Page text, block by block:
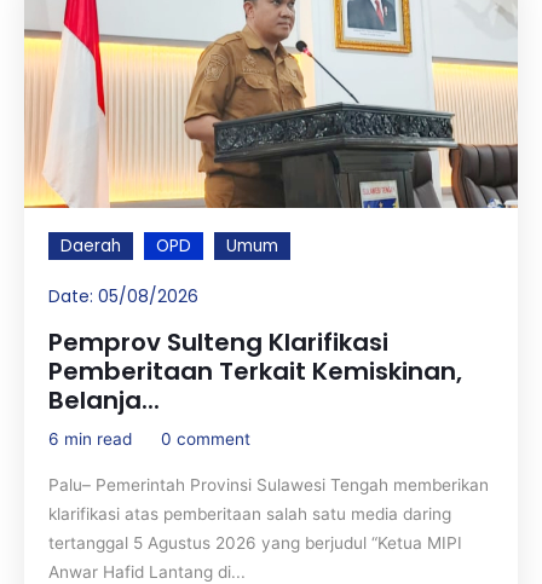
Daerah OPD Umum
Date: 05/08/2026
Pemprov Sulteng Klarifikasi
Pemberitaan Terkait Kemiskinan,
Belanja...
6 min read 0 comment
Palu– Pemerintah Provinsi Sulawesi Tengah memberikan
klarifikasi atas pemberitaan salah satu media daring
tertanggal 5 Agustus 2026 yang berjudul “Ketua MIPI
Anwar Hafid Lantang di...